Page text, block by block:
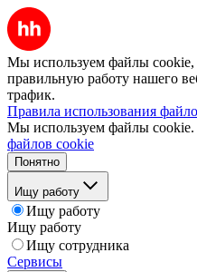
Мы используем файлы cookie,
правильную работу нашего
трафик.
Правила использования
Мы используем файлы cookie.
файлов cookie
Понятно
Ищу работу
Ищу работу
Ищу работу
Ищу сотрудника
Сервисы